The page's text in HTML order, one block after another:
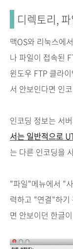
디렉토리,
맥OS와 리눅스에
나 파일이 접속된
윈도우 FTP 클라
서 안보인다면 인
인코딩 정보는 서
서는 일반적으로
는 다른 인코딩을
"파일"메뉴에서 "
력하고 "연결"하기
면 안보이던 한글